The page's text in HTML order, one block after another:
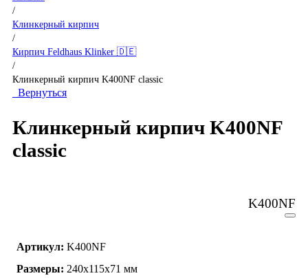
/
Клинкерный кирпич
/
Кирпич Feldhaus Klinker 🇩🇪
/
Клинкерный кирпич K400NF classic
Вернуться
Клинкерный кирпич K400NF
classic
K400NF
Артикул: K400NF
Размеры: 240х115х71 мм